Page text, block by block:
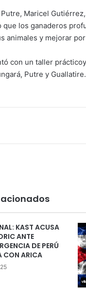
Putre, Maricel
que los ganaderos
animales y mejorar
con un taller
Putre y Guallatire.
KAST ACUSA
ANTE
DE PERÚ
CON ARICA